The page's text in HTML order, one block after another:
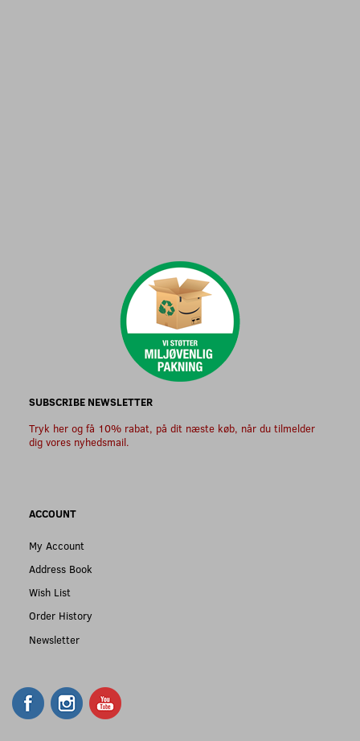
SUBSCRIBE NEWSLETTER
Tryk her og få 10% rabat, på dit næste køb, når du tilmelder
dig vores nyhedsmail.
ACCOUNT
My Account
Address Book
Wish List
Order History
Newsletter